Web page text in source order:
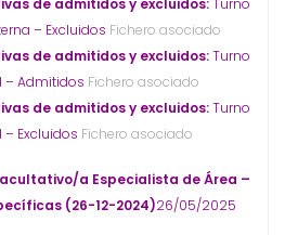
de admitidos y excluidos:Turno
– Excluidos Fichero asociado
de admitidos y excluidos:Turno
– Admitidos Fichero asociado
de admitidos y excluidos:Turno
Excluidos Fichero asociado
a Especialista de Área –
(26-12-2024)26/05/2025